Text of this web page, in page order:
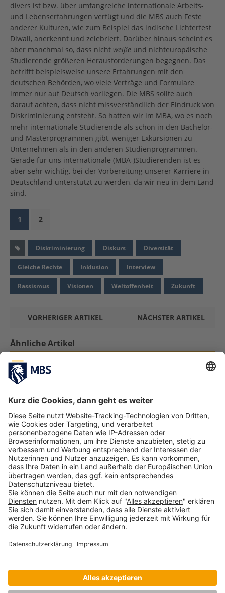
divers ist bzw. über umfangreiche internationale Arbeits-
und Lebenserfahrungen verfügt und die MBS auch Feste
anderer Kulturen, wie zum Beispiel das indische Lichterfest
Diwali, anerkennt und zelebriert. Darüber hinaus scheint es
aber manchmal so, dass nicht weiße und nichteuropäische
Studierende größeren Herausforderungen begegnen. Das
betrifft beispielsweise unsere Erfahrungen mit den
deutschen Behörden, wo viele Verträge und Formulare
immer nur auf Deutsch vorliegen. Die MBS sollte auch
darauf achten, dass nicht missverständlich der Eindruck von
Diskriminierung entsteht. So hatten wir im MBA, wo es noch
mehr internationale Studierende als schon in den Bachelor-
und Masterprogrammen gibt, weniger Exkursionen zu
Unternehmen als in den anderen Studienprogrammen.
Gerade für uns internationale (MBA-)Studierenden ist es
aber sehr wichtig, bei der Vorbereitung unserer Karriere in
Deutschland unterstützt zu werden, da wir neu in dem Land
sind.
1 2
Diskriminierung Diskurs Diversität
Gleiche Rechte Inklusion Interview
Rassismus Visionen Weltoffenheit Zukunft
VORHERIGER ARTIKEL NÄCHSTER ARTIKEL
Ähnliche Artikel
Hochschulranking U-Multirank 2021: Munich
Business School punktet mit Bestnoten in
mehreren Kategorien
September 22, 2021
Gemeinsam für Innovation und
Digitalisierung: MBS und Celonis schließen
akademische Allianz
Januar 12, 2021